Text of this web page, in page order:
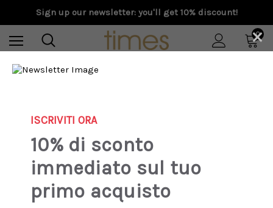
Sign up our newsletter: you'll get 10% discount!
0
Special Prices
×
ISCRIVITI ORA
10% di sconto
immediato sul tuo
primo acquisto